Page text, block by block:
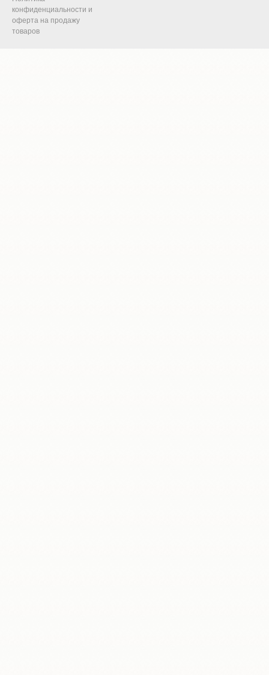
конфиденциальности и
оферта на продажу
товаров